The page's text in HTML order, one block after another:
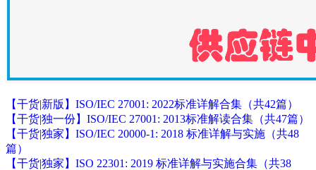
【干货|新版】ISO/IEC 27001: 2022标准详解合集（共42篇）
【干货|独一份】ISO/IEC 27001: 2013标准解读合集（共47篇）
【干货|独家】ISO/IEC 20000-1: 2018 标准详解与实施（共48
篇）
【干货|独家】ISO 22301: 2019 标准详解与实施合集（共38